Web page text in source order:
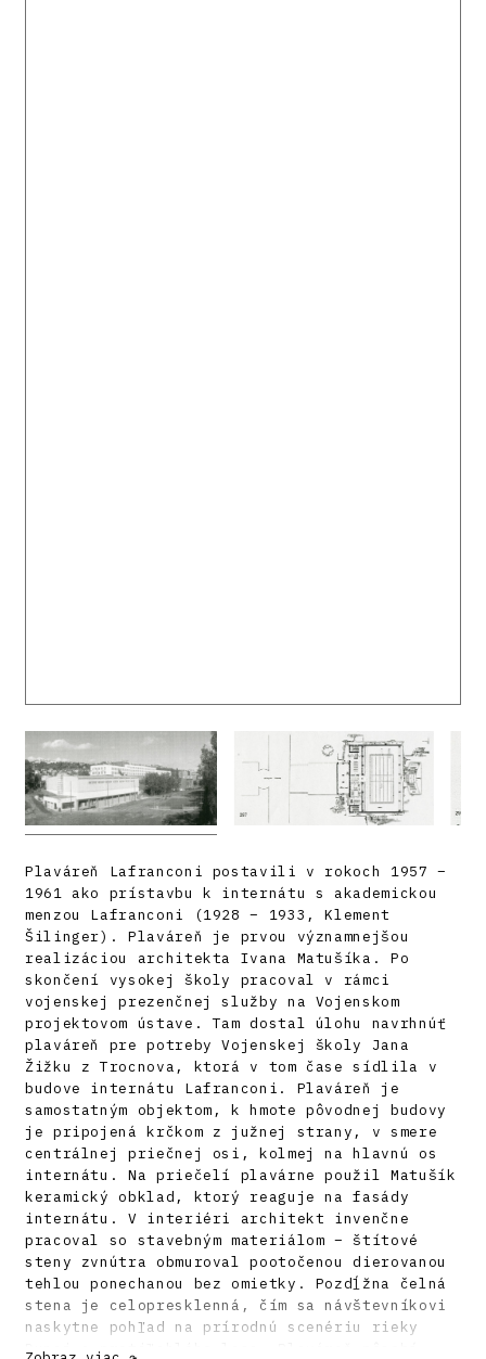
Plaváreň Lafranconi postavili v rokoch 1957 –
1961 ako prístavbu k internátu s akademickou
menzou Lafranconi (1928 – 1933, Klement
Šilinger). Plaváreň je prvou významnejšou
realizáciou architekta Ivana Matušíka. Po
skončení vysokej školy pracoval v rámci
vojenskej prezenčnej služby na Vojenskom
projektovom ústave. Tam dostal úlohu navrhnúť
plaváreň pre potreby Vojenskej školy Jana
Žižku z Trocnova, ktorá v tom čase sídlila v
budove internátu Lafranconi. Plaváreň je
samostatným objektom, k hmote pôvodnej budovy
je pripojená krčkom z južnej strany, v smere
centrálnej priečnej osi, kolmej na hlavnú os
internátu. Na priečelí plavárne použil Matušík
keramický obklad, ktorý reaguje na fasády
internátu. V interiéri architekt invenčne
pracoval so stavebným materiálom – štítové
steny zvnútra obmuroval pootočenou dierovanou
tehlou ponechanou bez omietky. Pozdĺžna čelná
stena je celopresklenná, čím sa návštevníkovi
naskytne pohľad na prírodnú scenériu rieky
Dunaj a protiľahlého lesa. Plaváreň pôsobí